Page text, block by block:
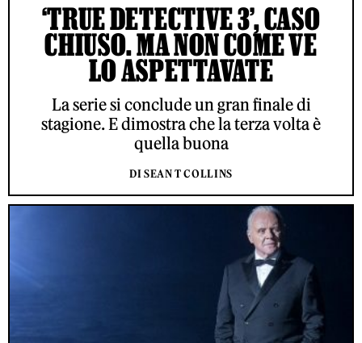
‘TRUE DETECTIVE 3’, CASO
CHIUSO. MA NON COME VE
LO ASPETTAVATE
La serie si conclude un gran finale di
stagione. E dimostra che la terza volta è
quella buona
DI SEAN T COLLINS